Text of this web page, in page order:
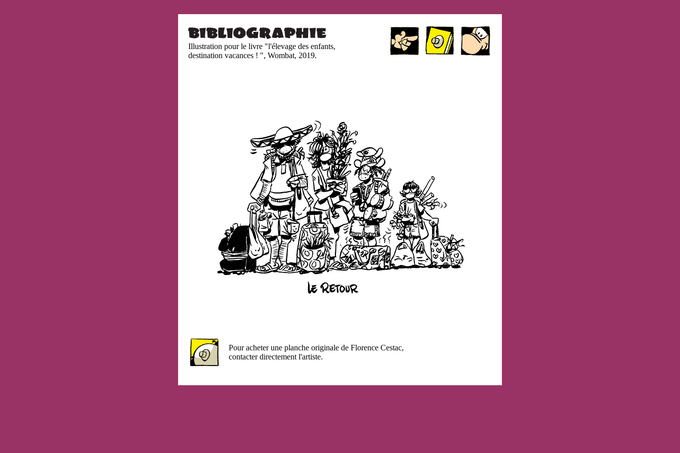
Illustration pour le livre "l'élevage des enfants,
destination vacances ! ", Wombat, 2019.
Pour acheter une planche originale de Florence Cestac,
contacter directement l'artiste.